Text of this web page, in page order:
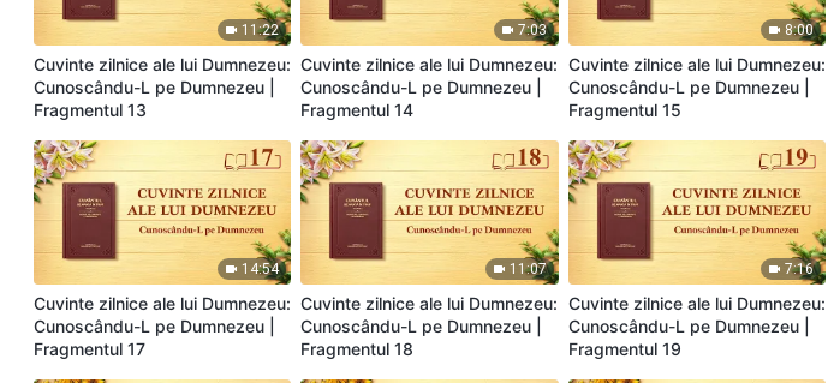
11:22
Cuvinte zilnice ale lui Dumnezeu:
Cunoscându-L pe Dumnezeu |
Fragmentul 13
7:03
Cuvinte zilnice ale lui Dumnezeu:
Cunoscându-L pe Dumnezeu |
Fragmentul 14
8:00
Cuvinte zilnice ale lui Dumnezeu:
Cunoscându-L pe Dumnezeu |
Fragmentul 15
14:54
Cuvinte zilnice ale lui Dumnezeu:
Cunoscându-L pe Dumnezeu |
Fragmentul 17
11:07
Cuvinte zilnice ale lui Dumnezeu:
Cunoscându-L pe Dumnezeu |
Fragmentul 18
7:16
Cuvinte zilnice ale lui Dumnezeu:
Cunoscându-L pe Dumnezeu |
Fragmentul 19